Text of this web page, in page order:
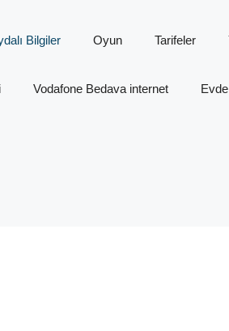
Bilgiler Oyun Tarifeler
Vodafone Bedava internet